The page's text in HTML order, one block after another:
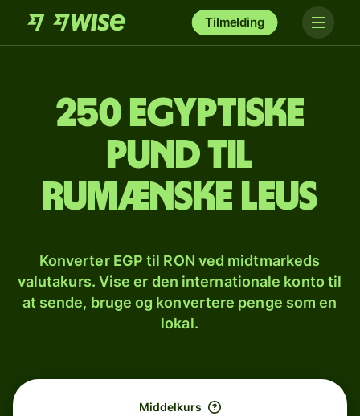
Tilmelding
250 egyptiske
pund til
rumænske leus
Konverter EGP til RON ved midtmarkeds
valutakurs. Vise er den internationale konto til
at sende, bruge og konvertere penge som en
lokal.
Middelkurs